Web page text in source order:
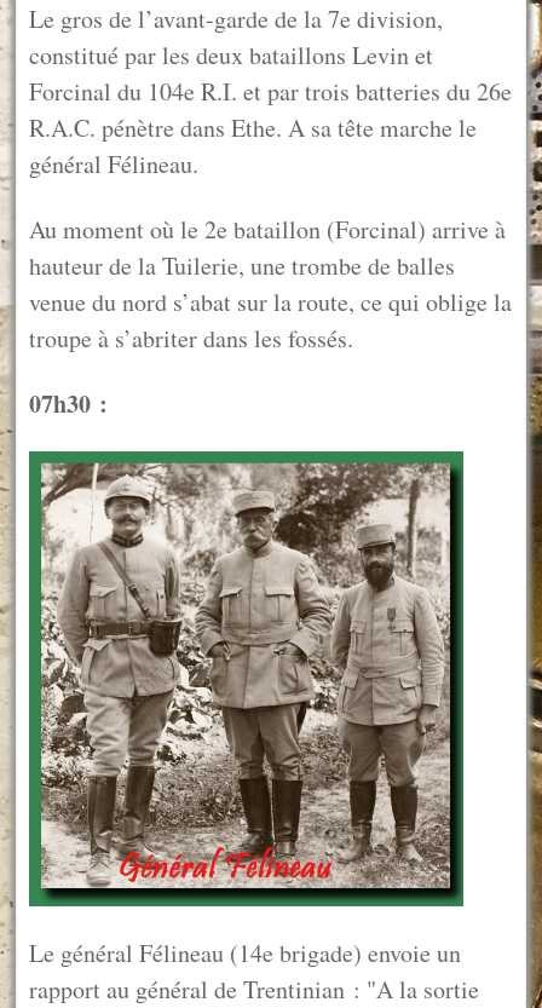
Le gros de l’avant-garde de la 7e division,
constitué par les deux bataillons Levin et
Forcinal du 104e R.I. et par trois batteries du 26e
R.A.C. pénètre dans Ethe. A sa tête marche le
général Félineau.
Au moment où le 2e bataillon (Forcinal) arrive à
hauteur de la Tuilerie, une trombe de balles
venue du nord s’abat sur la route, ce qui oblige la
troupe à s’abriter dans les fossés.
07h30 :
Le général Félineau (14e brigade) envoie un
rapport au général de Trentinian : "A la sortie